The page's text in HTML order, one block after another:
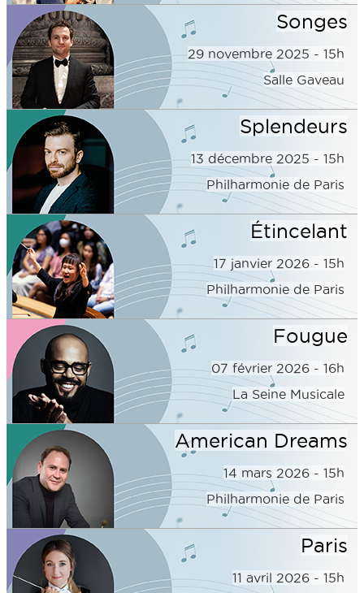
Songes
29 novembre 2025 - 15h
Salle Gaveau
Splendeurs
13 décembre 2025 - 15h
Philharmonie de Paris
Étincelant
17 janvier 2026 - 15h
Philharmonie de Paris
Fougue
07 février 2026 - 16h
La Seine Musicale
American Dreams
14 mars 2026 - 15h
Philharmonie de Paris
Paris
11 avril 2026 - 15h